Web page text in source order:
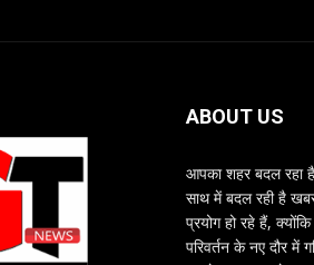
ABOUT US
आपका शहर बदल रहा
साथ में बदल रही है
प्रयोग हो रहे हैं,
परिवर्तन के नए दौर में